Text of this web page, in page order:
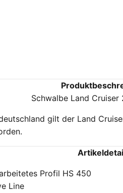
Schwalbe Land Cruiser
gilt der Land
Profil HS 450
Line